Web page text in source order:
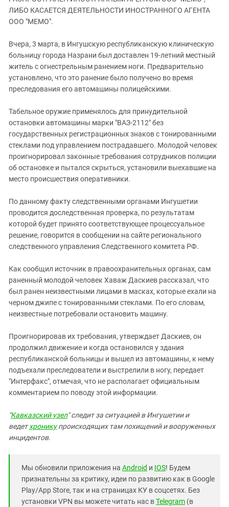
ЗАСТАВЛЯЕТ
ПРЕСЛЕДОВАНИЕ АКТИВИСТОВ
МОБИЛИЗАЦИЯ И ПРОТЕСТЫ
Дагестан
Ингушетия
Кабардино-Балкария
Калмыкия
Карачаево-Черкесия
Краснодарский край
Российская Федерация
Ростовская область
Северная Осетия - Алания
СКФО
Ставропольский край
Чечня
Южная Осетия
Южный Кавказ
ЮФО
ЛИБО КАСАЕТСЯ ДЕЯТЕЛЬНОСТИ ИНОСТРАННОГО АГЕНТА
ООО "МЕМО".
Вчера, 3 марта, в Ингушскую республиканскую клиническую
больницу города Назрани был доставлен 19-летний местный
житель с огнестрельным ранением ноги. Предварительно
установлено, что это ранение было получено во время
преследования его автомашины полицейскими.
Табельное оружие применялось для принудительной
остановки автомашины марки "ВАЗ-2112" без
государственных регистрационных знаков с тонированными
стеклами под управлением пострадавшего. Молодой человек
проигнорировал законные требования сотрудников полиции
об остановке и пытался скрыться, установили выехавшие на
место происшествия оперативники.
По данному факту следственными органами Ингушетии
проводится доследственная проверка, по результатам
которой будет принято соответствующее процессуальное
решение, говорится в сообщении на сайте регионального
следственного управления Следственного комитета РФ.
Как сообщил источник в правоохранительных органах, сам
раненный молодой человек Хаваж Даскиев рассказал, что
был ранен неизвестными лицами в масках, которые ехали на
черном джипе с тонированными стеклами. По его словам,
неизвестные потребовали остановить машину.
Проигнорировав их требования, утверждает Даскиев, он
продолжил движение и когда остановился у здания
республиканской больницы и вышел из автомашины, к нему
подъехали преследователи и выстрелили в ногу, передает
"Интерфакс", отмечая, что не располагает официальным
комментарием по поводу этой информации.
"Кавказский узел" следит за ситуацией в Ингушетии и
ведетхроникупроисходящих там похищений и вооруженных
инцидентов.
Мы обновили приложения на Android и IOS! Будем
признательны за критику, идеи по развитию как в Google
Play/App Store, так и на страницах КУ в соцсетях. Без
установки VPN вы можете читать нас вTelegram (в